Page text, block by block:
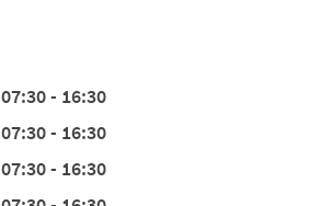
07:30 - 16:30
07:30 - 16:30
07:30 - 16:30